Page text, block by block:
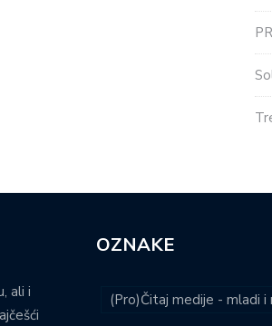
ali i
OZNAKE
(Pro)Čitaj medije - mladi i